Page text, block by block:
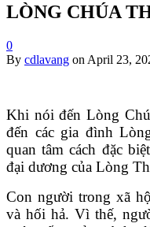
LÒNG CHÚA
0
By cdlavang on April 23,
Khi nói đến Lòng
đến các gia đình
quan tâm cách đặc
đại dương của Lòng
Con người trong xã
và hối hả. Vì thế,